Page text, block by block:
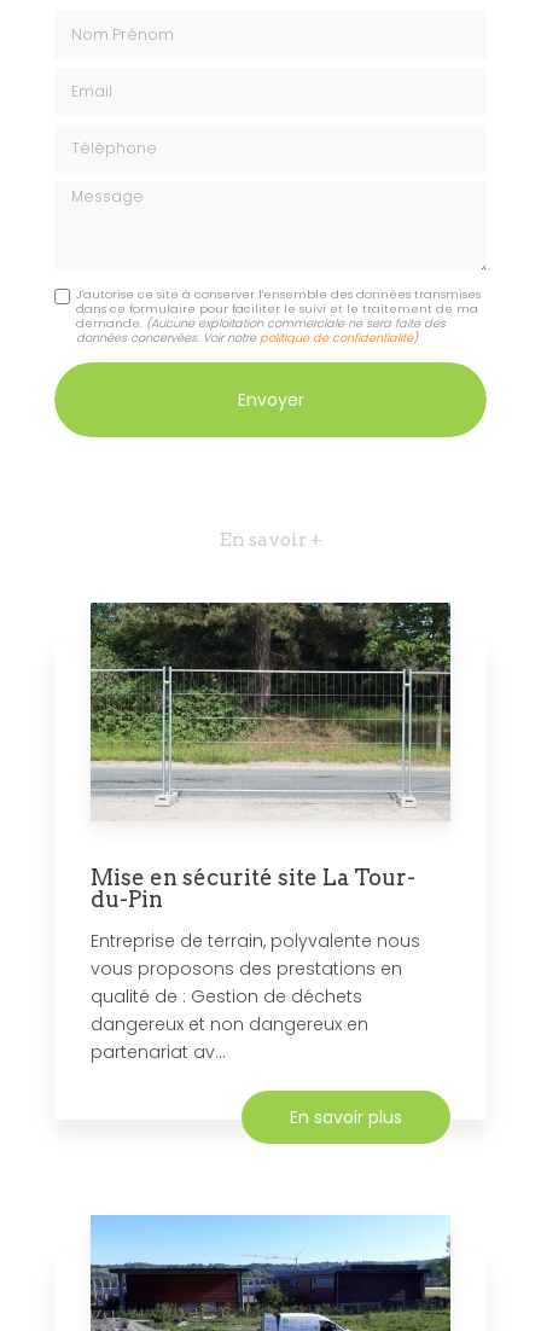
Nom Prénom
Téléphone
Message
J'autorise ce site à conserver l'ensemble des données transmises
dans ce formulaire pour faciliter le suivi et le traitement de ma
demande. (Aucune exploitation commerciale ne sera faite des
données concervées. Voir notrepolitique de confidentialité)
En savoir +
Mise en sécurité site La Tour-
du-Pin
Entreprise de terrain, polyvalente nous
vous proposons des prestations en
qualité de : Gestion de déchets
dangereux et non dangereux en
partenariat av...
En savoir plus